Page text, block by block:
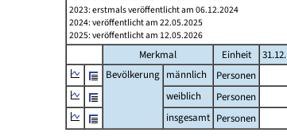
2023: erstmals veröffentlicht am 06.12.2024
2024: veröffentlicht am 22.05.2025
2025: veröffentlicht am 12.05.2026
Merkmal Einheit
Bevölkerung männlich Personen
weiblich
Personen
insgesamt Personen